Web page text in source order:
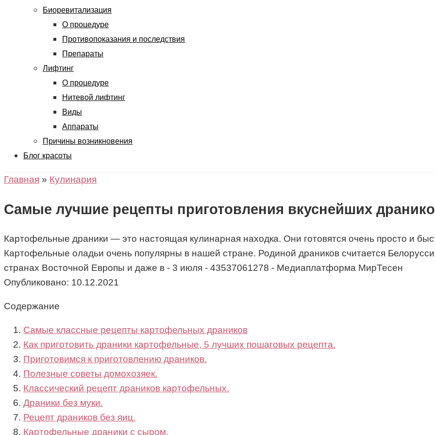
Биоревитализация
О процедуре
Противопоказания и последствия
Препараты
Лифтинг
О процедуре
Нитевой лифтинг
Виды
Аппараты
Причины возникновения
Блог красоты
Главная » Кулинария
Самые лучшие рецепты приготовления вкуснейших
Картофельные драники — это настоящая кулинарная находка. Они готовятся очень просто и
Картофельные оладьи очень популярны в нашей стране. Родиной драников считается
странах Восточной Европы и даже в - 3 июля - 43537061278 - Медиаплатформа МирТесен
Опубликовано: 10.12.2021
Содержание
Самые классные рецепты картофельных драников
Как приготовить драники картофельные, 5 лучших пошаговых рецепта.
Приготовимся к приготовлению драников.
Полезные советы домохозяек.
Классический рецепт драников картофельных.
Драники без муки.
Рецепт драников без яиц.
Картофельные драники с сыром.